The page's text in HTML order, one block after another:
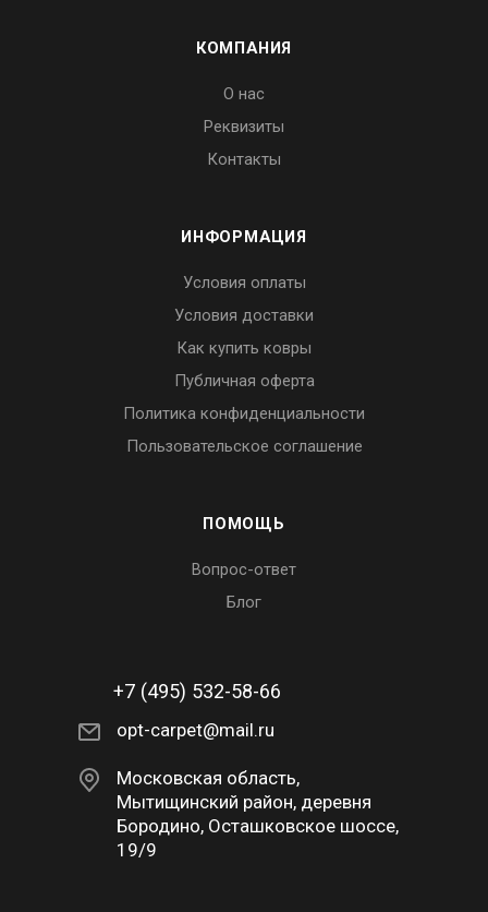
КОМПАНИЯ
О нас
Реквизиты
Контакты
ИНФОРМАЦИЯ
Условия оплаты
Условия доставки
Как купить ковры
Публичная оферта
Политика конфиденциальности
Пользовательское соглашение
ПОМОЩЬ
Вопрос-ответ
Блог
+7 (495) 532-58-66
opt-carpet@mail.ru
Московская область,
Мытищинский район, деревня
Бородино, Осташковское шоссе,
19/9